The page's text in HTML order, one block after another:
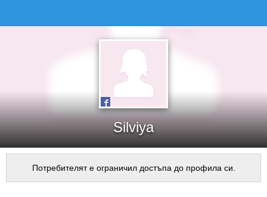
Silviya
Потребителят е ограничил достъпа до профила си.